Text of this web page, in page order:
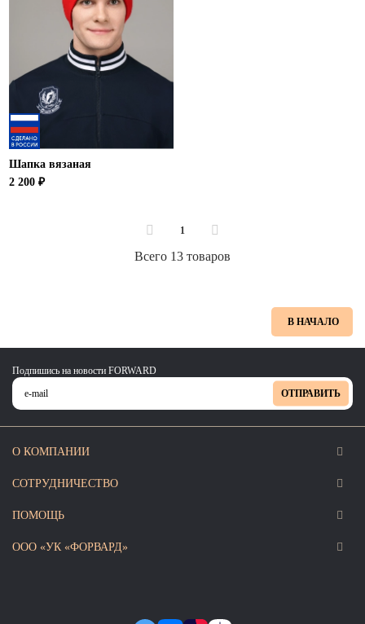
Шапка вязаная
2 200 ₽
1
Всего 13 товаров
В НАЧАЛО
Подпишись на новости FORWARD
ОТПРАВИТЬ
О КОМПАНИИ
СОТРУДНИЧЕСТВО
ПОМОЩЬ
ООО «УК «ФОРВАРД»